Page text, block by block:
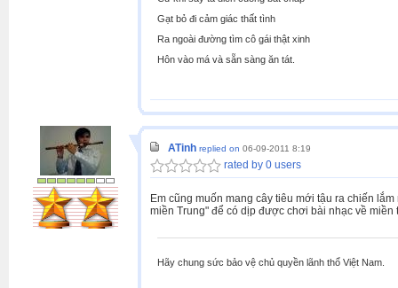
Gạt bỏ đi cảm giác thất tình
Ra ngoài đường tìm cô gái thật xinh
Hôn vào má và sẵn sàng ăn tát.
ATinh replied on 06-09-2011 8:19
rated by 0 users
Em cũng muốn mang cây tiêu mới tậu ra chiến
miền Trung" để có dịp được chơi bài nhạc về miền
Hãy chung sức bảo vệ chủ quyền lãnh thổ Việt Nam.